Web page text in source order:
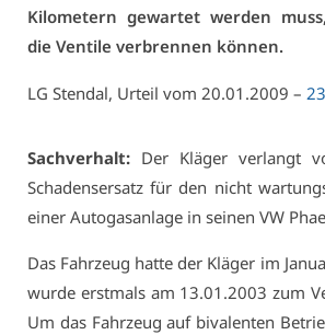
Ki­lo­me­tern ge­war­tet wer­den
die Ven­ti­le ver­bren­nen kön­nen.
LG Sten­dal, Ur­teil vom 20.01.2009 –
Sach­ver­halt: Der Klä­ger ver­langt
Scha­dens­er­satz für den nicht
ei­ner Au­to­gas­an­la­ge in sei­nen VW
Das Fahr­zeug hat­te der Klä­ger im
wur­de erst­mals am 13.01.2003 zum
Um das Fahr­zeug auf bi­va­len­ten